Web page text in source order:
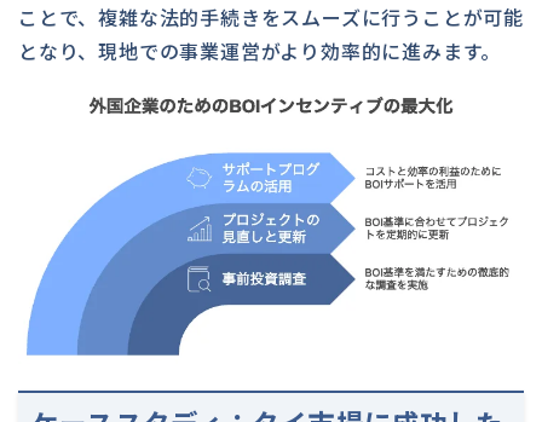
ことで、複雑な法的手続きをスムーズに行うことが可能
となり、現地での事業運営がより効率的に進みます。